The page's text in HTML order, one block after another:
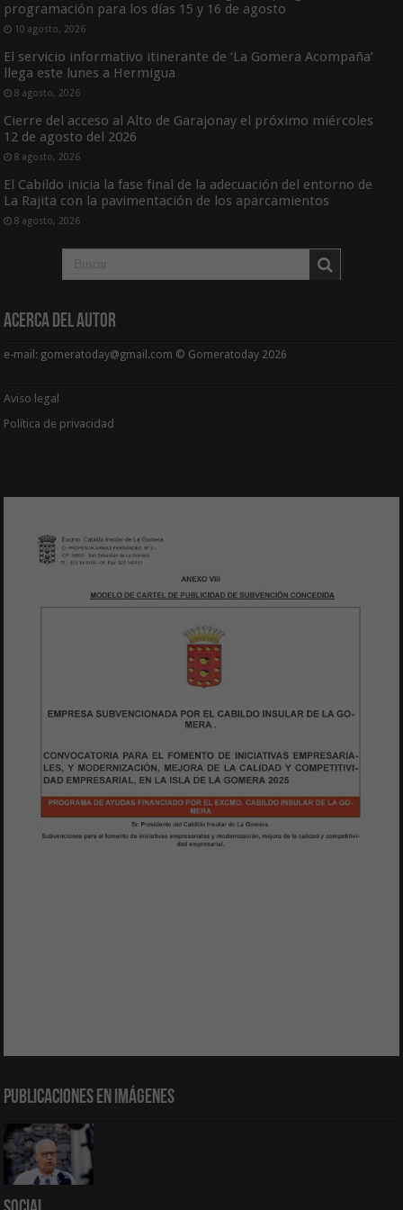
programación para los días 15 y 16 de agosto
10 agosto, 2026
El servicio informativo itinerante de ‘La Gomera Acompaña’
llega este lunes a Hermigua
8 agosto, 2026
Cierre del acceso al Alto de Garajonay el próximo miércoles
12 de agosto del 2026
8 agosto, 2026
El Cabildo inicia la fase final de la adecuación del entorno de
La Rajita con la pavimentación de los aparcamientos
8 agosto, 2026
Acerca del Autor
e-mail: gomeratoday@gmail.com © Gomeratoday 2026
Aviso legal
Política de privacidad
Publicaciones en Imágenes